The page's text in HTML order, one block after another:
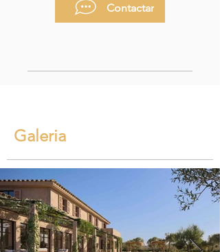
Contactar
Galeria